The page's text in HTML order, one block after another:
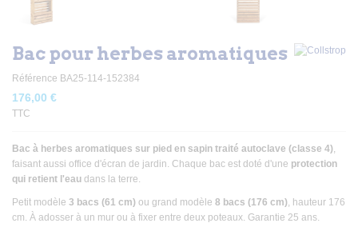
Bac pour herbes aromatiques
Référence BA25-114-152384
176,00 €
TTC
Bac à herbes aromatiques sur pied en sapin traité autoclave (classe 4),
faisant aussi office d'écran de jardin. Chaque bac est doté d'une protection
qui retient l'eau dans la terre.
Petit modèle 3 bacs (61 cm) ou grand modèle 8 bacs (176 cm), hauteur 176
cm. À adosser à un mur ou à fixer entre deux poteaux. Garantie 25 ans.